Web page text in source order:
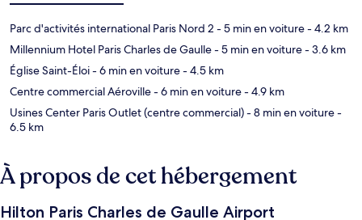
Parc d'activités international Paris Nord 2 - 5 min en voiture- 4.2 km
Millennium Hotel Paris Charles de Gaulle- 5 min en voiture- 3.6 km
Église Saint-Éloi- 6 min en voiture- 4.5 km
Centre commercial Aéroville- 6 min en voiture- 4.9 km
Usines Center Paris Outlet (centre commercial)- 8 min en voiture-
6.5 km
À propos de cet hébergement
Hilton Paris Charles de Gaulle Airport